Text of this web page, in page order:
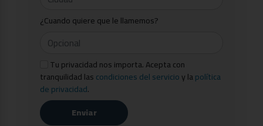
¿Cuando quiere que le llamemos?
Tu privacidad nos importa. Acepta con
tranquilidad lascondiciones del servicioy lapolítica
de privacidad.
Enviar